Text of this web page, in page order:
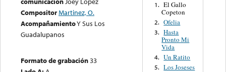
CompositorMartinez, O.
AcompañamientoY Sus Los
Guadalupanos
Formato de grabación33
1. El Gallo
Copeton
2. Ofelia
3. Hasta
Pronto Mi
Vida
4. Un Ratito
5. Los Joseses